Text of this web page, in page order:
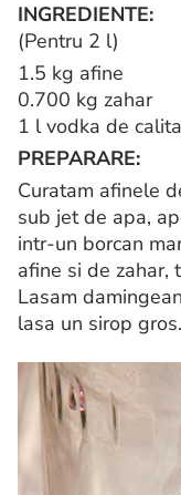
INGREDIENTE:
(Pentru 2 l)
1.5 kg afine
0.700 kg zahar
1 l vodka de
PREPARARE:
Curatam afinele
sub jet de apa,
intr-un borcan
afine si de zahar,
Lasam
lasa un sirop gros.